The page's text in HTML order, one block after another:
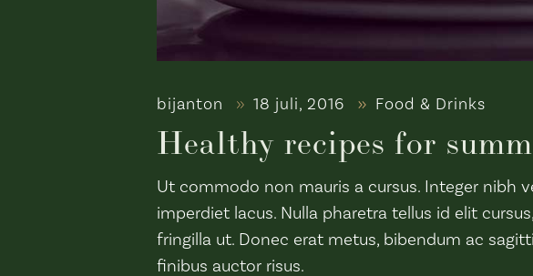
bijanton 18 juli, 2016 Food & Drinks
Healthy recipes for
Ut commodo non mauris a cursus. Integer nibh
imperdiet lacus. Nulla pharetra tellus id elit
fringilla ut. Donec erat metus, bibendum ac
finibus auctor risus.